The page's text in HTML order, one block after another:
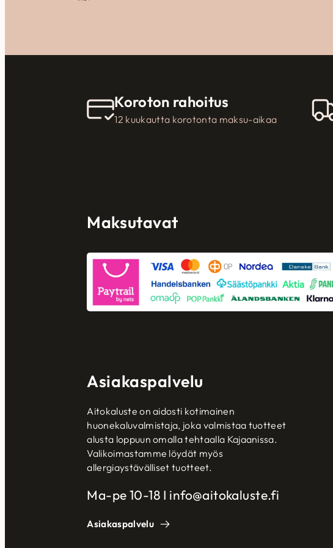
Koroton rahoitus
12 kuukautta korotonta maksu-aikaa
Maksutavat
Asiakaspalvelu
Aitokaluste on aidosti kotimainen
huonekaluvalmistaja, joka valmistaa tuotteet
alusta loppuun omalla tehtaalla Kajaanissa.
Valikoimastamme löydät myös
allergiaystävälliset tuotteet.
Ma-pe 10-18 I info@aitokaluste.fi
Asiakaspalvelu